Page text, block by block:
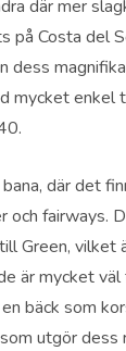
där mer
på Costa del
dess
mycket
där det
och fairways.
Green, vilket
är mycket
bäck som
utgör dess